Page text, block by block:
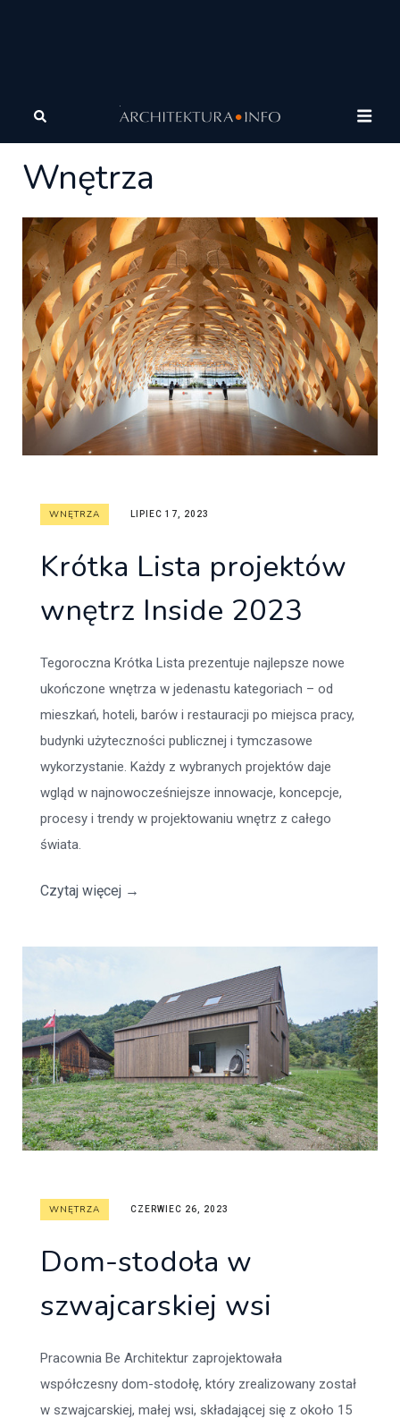
Architektura Wnętrza Wnętrza
Wnętrza
WNĘTRZA LIPIEC 17, 2023
Krótka Lista projektów
wnętrz Inside 2023
Tegoroczna Krótka Lista prezentuje najlepsze nowe
ukończone wnętrza w jedenastu kategoriach – od
mieszkań, hoteli, barów i restauracji po miejsca pracy,
budynki użyteczności publicznej i tymczasowe
wykorzystanie. Każdy z wybranych projektów daje
wgląd w najnowocześniejsze innowacje, koncepcje,
procesy i trendy w projektowaniu wnętrz z całego
świata.
Czytaj więcej →
WNĘTRZA CZERWIEC 26, 2023
Dom-stodoła w
szwajcarskiej wsi
Pracownia Be Architektur zaprojektowała
współczesny dom-stodołę, który zrealizowany został
w szwajcarskiej, małej wsi, składającej się z około 15